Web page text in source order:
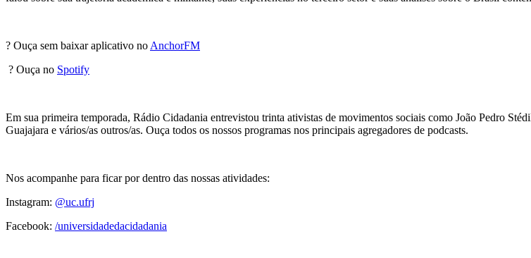
? Ouça sem baixar aplicativo no AnchorFM
? Ouça no Spotify
Em sua primeira temporada, Rádio Cidadania entrevistou trinta ativistas de movimentos sociais como João Pedro
Guajajara e vários/as outros/as. Ouça todos os nossos programas nos principais agregadores de podcasts.
Nos acompanhe para ficar por dentro das nossas atividades:
Instagram: @uc.ufrj
Facebook: /universidadedacidadania